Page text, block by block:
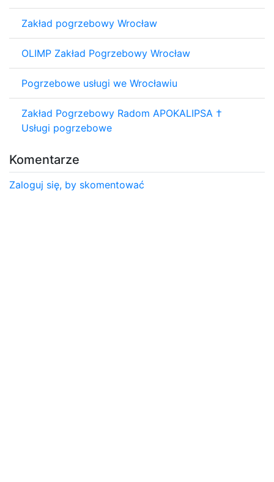
Zakład pogrzebowy Wrocław
OLIMP Zakład Pogrzebowy Wrocław
Pogrzebowe usługi we Wrocławiu
Zakład Pogrzebowy Radom APOKALIPSA †
Usługi pogrzebowe
Komentarze
Zaloguj się, by skomentować